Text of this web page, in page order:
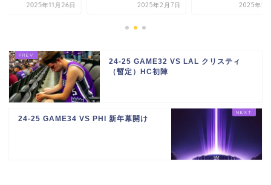
2025年11月26日 2025年2月7日 2025年2
24-25 GAME32 VS LAL クリスティ
（暫定）HC初陣
24-25 GAME34 VS PHI 新年幕開け